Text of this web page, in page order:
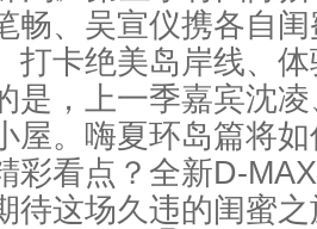
畅、吴宣仪携各自
打卡绝美岛岸线、
是，上一季嘉宾沈
屋。嗨夏环岛篇将如
彩看点？全新D-
待这场久违的闺蜜